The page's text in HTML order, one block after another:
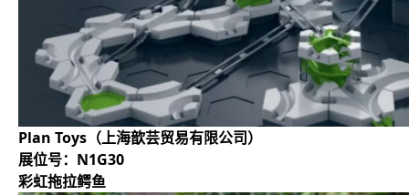
Plan Toys（上海歆芸贸易有限公司）
展位号：N1G30
彩虹拖拉鳄鱼